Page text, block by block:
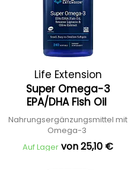
Life Extension
Super Omega-3
EPA/DHA Fish Oil
Nahrungsergänzungsmittel mit
Omega-3
Auf Lager von 25,10 €